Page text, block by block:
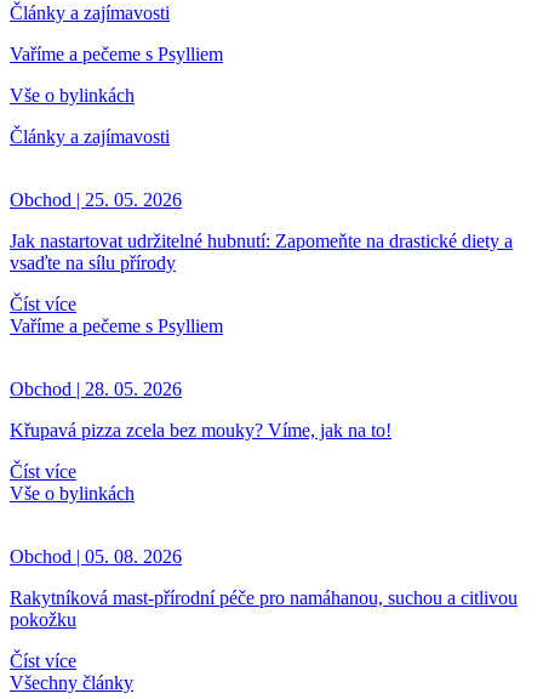
Články a zajímavosti
Vaříme a pečeme s Psylliem
Vše o bylinkách
Články a zajímavosti
Obchod | 25. 05. 2026
Jak nastartovat udržitelné hubnutí: Zapomeňte na drastické diety a
vsaďte na sílu přírody
Číst více
Vaříme a pečeme s Psylliem
Obchod | 28. 05. 2026
Křupavá pizza zcela bez mouky? Víme, jak na to!
Číst více
Vše o bylinkách
Obchod | 05. 08. 2026
Rakytníková mast-přírodní péče pro namáhanou, suchou a citlivou
pokožku
Číst více
Všechny články